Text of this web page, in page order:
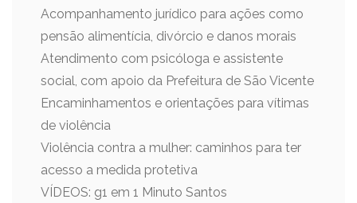
Acompanhamento jurídico para ações como
pensão alimentícia, divórcio e danos morais
Atendimento com psicóloga e assistente
social, com apoio da Prefeitura de São Vicente
Encaminhamentos e orientações para vítimas
de violência
Violência contra a mulher: caminhos para ter
acesso a medida protetiva
VÍDEOS: g1 em 1 Minuto Santos